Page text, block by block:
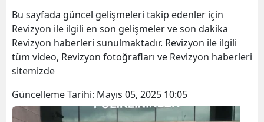
Bu sayfada güncel gelişmeleri takip edenler için
Revizyon ile ilgili en son gelişmeler ve son dakika
Revizyon haberleri sunulmaktadır. Revizyon ile ilgili
tüm video, Revizyon fotoğrafları ve Revizyon haberleri
sitemizde
Güncelleme Tarihi: Mayıs 05, 2025 10:05